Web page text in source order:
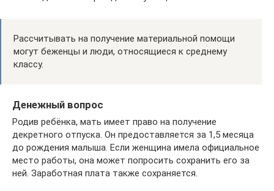
Рассчитывать на получение материальной помощи
могут беженцы и люди, относящиеся к среднему
классу.
Денежный вопрос
Родив ребёнка, мать имеет право на получение
декретного отпуска. Он предоставляется за 1,5 месяца
до рождения малыша. Если женщина имела официальное
место работы, она может попросить сохранить его за
ней. Заработная плата также сохраняется.